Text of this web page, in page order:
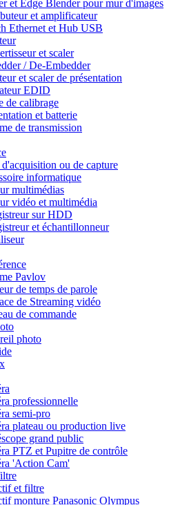
et Edge Blender pour mur d'images
et amplificateur
Ethernet et Hub USB
et scaler
/ De-Embedder
et scaler de présentation
EDID
de calibrage
et batterie
de transmission
d'acquisition ou de capture
informatique
multimédias
vidéo et multimédia
sur HDD
et échantillonneur
Pavlov
de temps de parole
de Streaming vidéo
de commande
photo
professionnelle
semi-pro
plateau ou production live
grand public
PTZ et Pupitre de contrôle
'Action Cam'
et filtre
monture Panasonic Olympus